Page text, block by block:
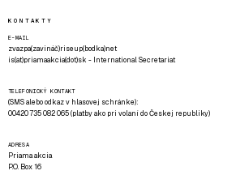
KONTAKTY
E-MAIL
zvazpa(zavináč)riseup(bodka)net
is(at)priamaakcia(dot)sk - International Secretariat
TELEFONICKÝ KONTAKT
(SMS alebo odkaz v hlasovej schránke):
00420 735 082 065 (platby ako pri volaní do Českej republiky)
ADRESA
Priama akcia
P.O. Box 16